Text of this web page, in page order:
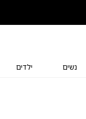
נשים ילדים